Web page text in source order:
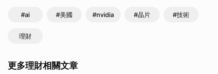
#ai #美國 #nvidia #晶片 #技術
理財
更多理財相關文章